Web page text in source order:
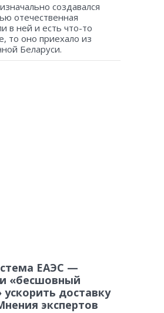
создавался
отечественная
в ней и есть что-то
то оно приехало из
Беларуси.
ЕАЭС —
«бесшовный
ускорить доставку
экспертов